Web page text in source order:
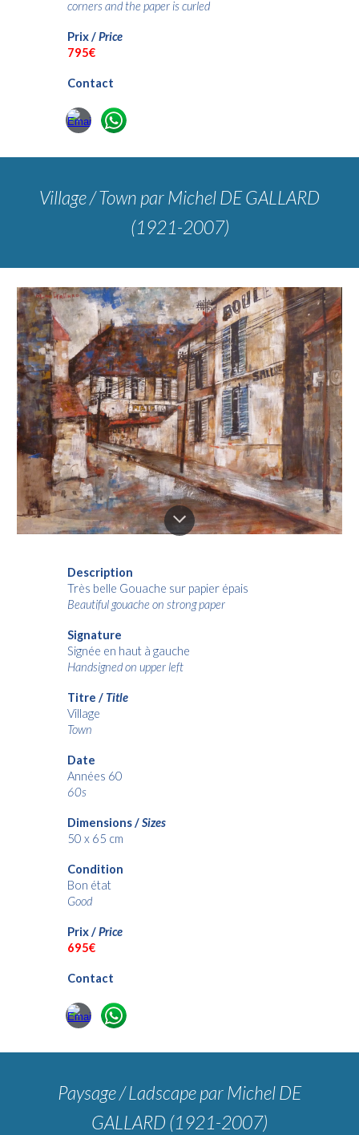
corners and the paper is curled
Prix /Price
795€
Contact
Village / Town par Michel DE GALLARD
(1921-2007)
Description
Très belle Gouache sur papier épais
Beautiful gouache on strong paper
Signature
Signée en haut à gauche
Handsigned on upper left
Titre / Title
Village
Town
Date
Années 60
60s
Dimensions /Sizes
50 x 65 cm
Condition
Bon état
Good
Prix /Price
695€
Contact
Paysage / Ladscapepar Michel DE
GALLARD (1921-2007)